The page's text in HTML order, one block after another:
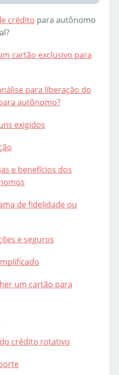
crédito para autônomo
cartão exclusivo para
para liberação do
autônomo?
exigidos
e benefícios dos
de fidelidade ou
e seguros
um cartão para
crédito rotativo